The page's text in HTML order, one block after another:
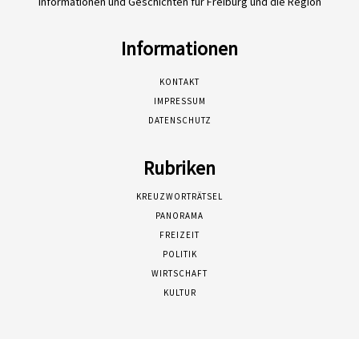
Informationen
KONTAKT
IMPRESSUM
DATENSCHUTZ
Rubriken
KREUZWORTRÄTSEL
PANORAMA
FREIZEIT
POLITIK
WIRTSCHAFT
KULTUR